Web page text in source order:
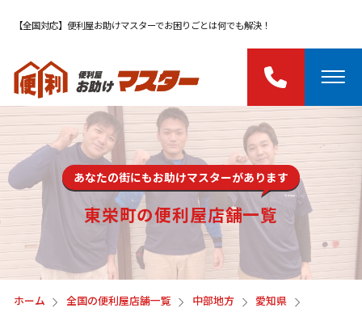
【全国対応】便利屋お助けマスターでお困りごとは何でも解決！
あなたの街にもお助けマスターがあります
東栄町の便利屋店舗一覧
ホーム 全国の便利屋店舗一覧 中部地方
愛知県